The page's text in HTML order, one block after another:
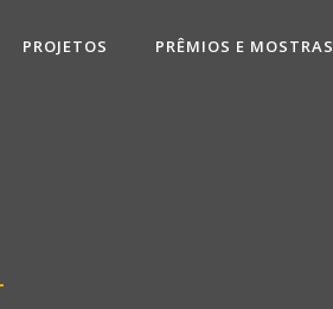
PROJETOS PRÊMIOS E MOSTRAS